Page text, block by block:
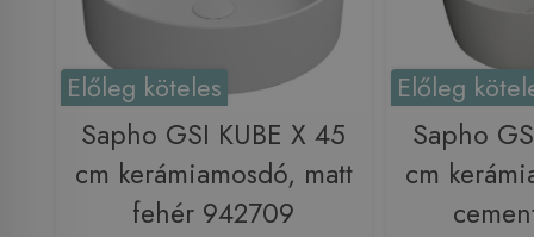
Előleg köteles
Sapho GSI KUBE X 45
cm kerámiamosdó, matt
fehér 942709
Előleg
Sapho
cm